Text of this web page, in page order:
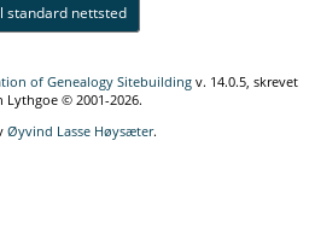
standard nettsted
of Genealogy Sitebuildingv. 14.0.5, skrevet
Lythgoe © 2001-2026.
Øyvind Lasse Høysæter.